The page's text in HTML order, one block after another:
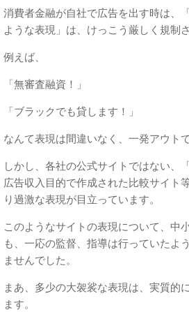
消費者金融が自社で広告を出す時は、
ような表現」は、けっこう厳しく規制
例えば、
「無審査融資！」
「ブラックでも貸します！」
なんて表現は間違いなく、一発アウトで
しかし、各社の公式サイトではない、
広告収入目的で作成された比較サイト
り過激な表現が目立っています。
このようなサイトの表現について、中
も、一応の監督、指導は行っていたよ
ませんでした。
まあ、多少の大袈裟な表現は、実質的
ます。